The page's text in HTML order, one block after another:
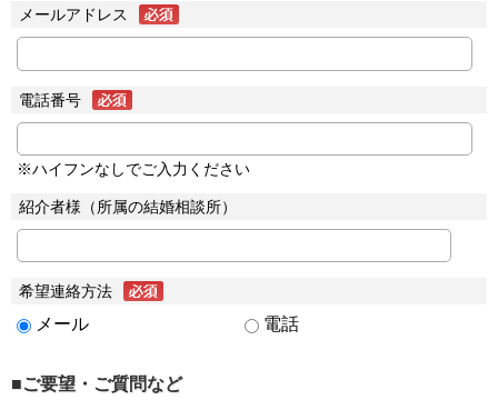
メールアドレス
電話番号
※ハイフンなしでご入力ください
紹介者様（所属の結婚相談所）
希望連絡方法
メール 電話
■ご要望・ご質問など